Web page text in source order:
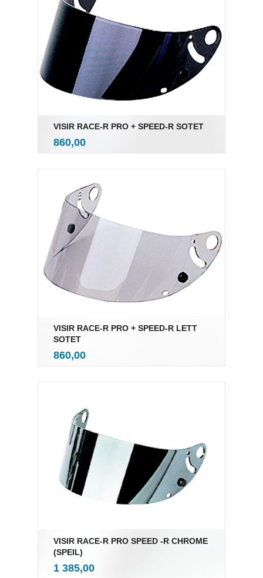
VISIR RACE-R PRO + SPEED-R SOTET
Pris
860,00mva.
VISIR RACE-R PRO + SPEED-R LETT
SOTET
Pris
860,00mva.
VISIR RACE-R PRO SPEED -R CHROME
(SPEIL)
Pris
1 385,00mva.